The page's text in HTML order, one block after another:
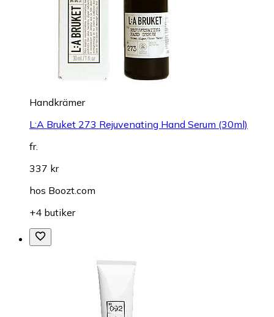
Handkrämer
L:A Bruket 273 Rejuvenating Hand Serum (30ml)
fr.
337 kr
hos Boozt.com
+4 butiker